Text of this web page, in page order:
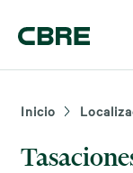
Inicio